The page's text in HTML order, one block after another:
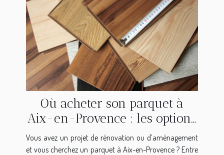
Où acheter son parquet à
Aix-en-Provence : les options
qui s'offrent à vous
Vous avez un projet de rénovation ou d’aménagement
et vous cherchez un parquet à Aix-en-Provence ? Entre